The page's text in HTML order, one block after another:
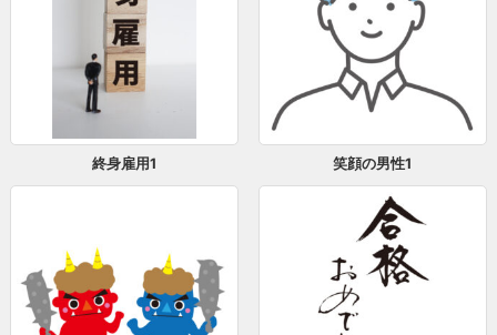
終身雇用1 笑顔の男性1